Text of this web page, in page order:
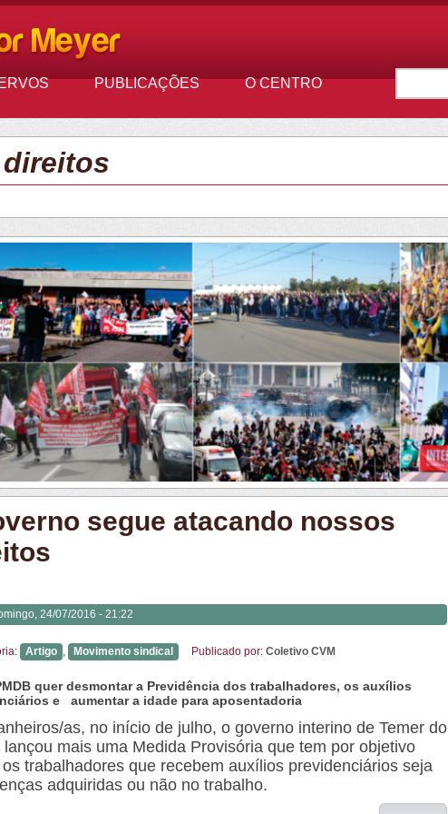
PUBLICAÇÕES O CENTRO
segue atacando nossos
24/07/2016 - 21:22
Artigo Movimento sindical Publicado por: Coletivo CVM
quer desmontar a Previdência dos trabalhadores, os auxílios
e aumentar a idade para aposentadoria
as, no início de julho, o governo interino de Temer do
lançou mais uma Medida Provisória que tem por objetivo
trabalhadores que recebem auxílios previdenciários seja
adquiridas ou não no trabalho.